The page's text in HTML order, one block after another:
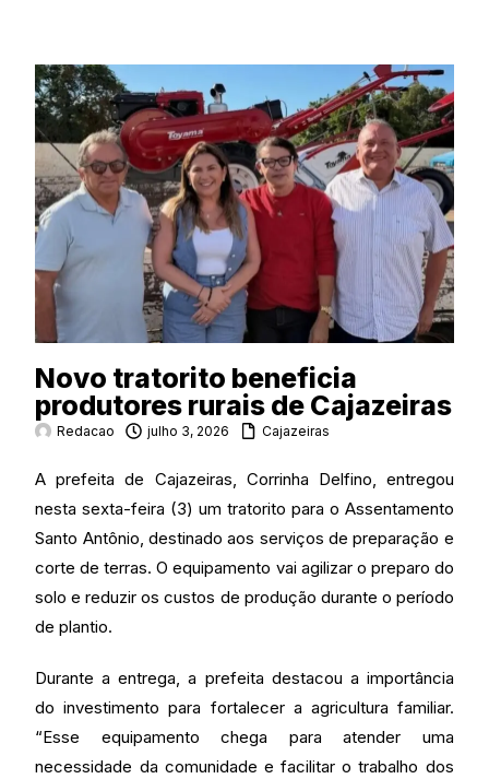
Novo tratorito beneficia
produtores rurais de Cajazeiras
Redacao julho 3, 2026 Cajazeiras
A prefeita de Cajazeiras, Corrinha Delfino, entregou
nesta sexta-feira (3) um tratorito para o Assentamento
Santo Antônio, destinado aos serviços de preparação e
corte de terras. O equipamento vai agilizar o preparo do
solo e reduzir os custos de produção durante o período
de plantio.
Durante a entrega, a prefeita destacou a importância
do investimento para fortalecer a agricultura familiar.
“Esse equipamento chega para atender uma
necessidade da comunidade e facilitar o trabalho dos